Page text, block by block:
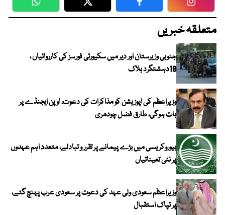
WhatsApp Twitter Facebook
متعلقہ خبریں
جنوبی وزیرستان اور دیر میں سکیورٹی فورسز کی کارروائیاں ،
10دہشتگرد ہلاک
وزیراعظم کی اپوزیشن کو مذاکرات کی دعوت، اوپن ایجنڈے پر
بات ہوگی، طارق فضل چودھری
بیوروکریسی میں بڑے پیمانے پر تقرر و تبادلے، متعدد اہم عہدوں
پر نئی تعیناتیاں
وزیراعظم سعودی ولی عہد کی دعوت پر سعودی عرب پہنچ گئے،
پر تپاک استقبال